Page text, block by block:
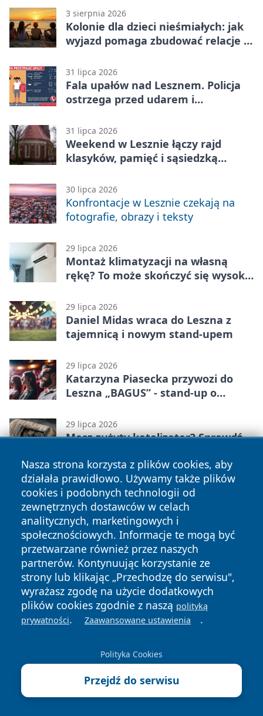
3 sierpnia 2026
Kolonie dla dzieci nieśmiałych: jak
wyjazd pomaga zbudować relacje z
31 lipca 2026
Fala upałów nad Lesznem. Policja
ostrzega przed udarem i
31 lipca 2026
Weekend w Lesznie łączy rajd
klasyków, pamięć i sąsiedzką
30 lipca 2026
Konfrontacje w Lesznie czekają na
fotografie, obrazy i teksty
29 lipca 2026
Montaż klimatyzacji na własną
rękę? To może skończyć się wysoką
29 lipca 2026
Daniel Midas wraca do Leszna z
tajemnicą i nowym stand-upem
29 lipca 2026
Katarzyna Piasecka przywozi do
Leszna „BAGUS” - stand-up o
29 lipca 2026
Masz zużyty katalizator? Sprawdź,
<< Poprzedni
Ośrodek Kuratorski nr 1 w Lesznie - kontakt,
godziny, zakres działalności
Następny >>
Powiatowy Urząd Pracy w Lesznie - kontakt,
rejestracja, wsparcie dla pracodawców
Przydatne dane teleadresowe
Nasza strona korzysta z plików cookies, aby
działała prawidłowo. Używamy także plików
cookies i podobnych technologii od
zewnętrznych dostawców w celach
analitycznych, marketingowych i
społecznościowych. Informacje te mogą być
przetwarzane również przez naszych
partnerów. Kontynuując korzystanie ze
strony lub klikając „Przechodzę do serwisu",
wyrażasz zgodę na użycie dodatkowych
plików cookies zgodnie z naszą polityką
prywatności. Zaawansowane ustawienia .
Polityka Cookies
Przejdź do serwisu